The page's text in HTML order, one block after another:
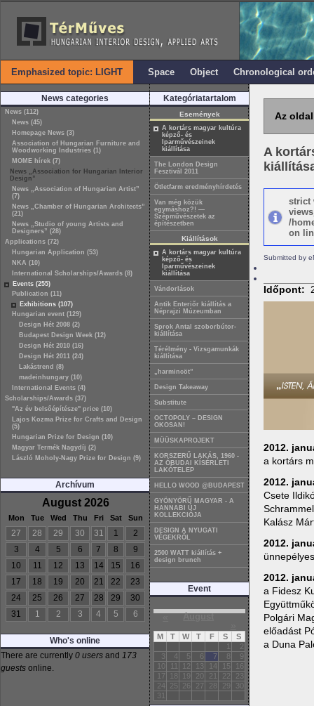
Emphasized topic: LIGHT Space Object Chronological
News categories
News (112)
News (45)
Homepage News (3)
Association of Hungarian Furniture and
Woodworking Industries (1)
MOME hírek (7)
News „Association for Hungarian Interior
Design”
News „Association of Hungarian Artist”
(7)
News „Chamber of Hungarian Architects”
(21)
News „Studio of young Artists and
Designers” (28)
Applications (72)
Hungarian Application (53)
NKA (10)
International Scholarships/Awards (8)
Events (255)
Publication (11)
Exhibitions (107)
Hungarian event (129)
Design Hét 2008 (2)
Budapest Design Week (12)
Design Hét 2010 (16)
Design Hét 2011 (24)
Lakástrend (8)
madeinhungary (10)
International Events (4)
Scholarships/Awards (37)
"Az év belsőépítésze" price (10)
Lajos Kozma Prize for Crafts and Design
(5)
Hungarian Prize for Design (10)
Magyar Termék Nagydíj (2)
László Moholy-Nagy Prize for Design (9)
Archívum
August 2026
Mon Tue Wed Thu Fri Sat Sun
27 28 29 30 31 1
2
3
4 5 6 7 8
9
10
11 12 13 14 15
16
17
18 19 20 21 22
23
24
25 26 27 28 29
30
31
1 2 3 4 5 6
Who's online
There are currently 0 users and 173
guests online.
Kategóriatartalom
Események
A kortárs magyar kultúra
képző- és
Iparművészeinek
kiállítása
The London Design
Fesztivál 2011
Ötletfarm eredményhírdetés
Van még közük
egymáshoz?! —
Szépművészetek az
építészetben
Kiállítások
A kortárs magyar kultúra
képző- és
Iparművészeinek
kiállítása
Vándorlások
Antik Enteriőr kiállítás a
Néprajzi Múzeumban
Sprok Antal szoborbútor-
kiállítása
Térélmény - Vizsgamunkák
kiállítása
„harmincöt”
Design Takeaway
Substitute
OCTOPOLY – DESIGN
OKOSAN!
MÜÜSKAPROJEKT
KORSZERŰ LAKÁS, 1960 -
AZ ÓBUDAI KÍSÉRLETI
LAKÓTELEP
HELLO WOOD @BUDAPEST
GYÖNYÖRŰ MAGYAR - A
HANNABI ÚJ
KOLLEKCIÓJA
DESIGN A NYUGATI
VÉGEKRŐL
2500 WATT kiállítás +
design brunch
Event
« August
M T W T F S
S
1
2
3
4 5 6 7 8
9
10
11 12 13 14 15
16
17
18 19 20 21 22
23
24
25 26 27 28 29
30
31
Az
A
strict
/
on
Submitted by
Időpont:
2012.
a kortárs
2012.
Csete
Kalász
2012.
2012.
a Fidesz
Polgári
előadást
a Duna